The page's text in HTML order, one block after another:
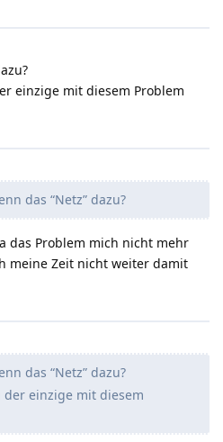
einzige mit diesem Problem
das “Netz” dazu?
das Problem mich nicht mehr
meine Zeit nicht weiter damit
das “Netz” dazu?
einzige mit diesem